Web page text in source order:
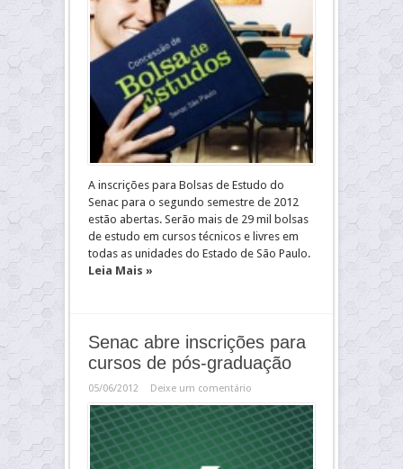
A inscrições para Bolsas de Estudo do
Senac para o segundo semestre de 2012
estão abertas. Serão mais de 29 mil bolsas
de estudo em cursos técnicos e livres em
todas as unidades do Estado de São Paulo.
Leia Mais »
Senac abre inscrições para
cursos de pós-graduação
05/06/2012 Deixe um comentário